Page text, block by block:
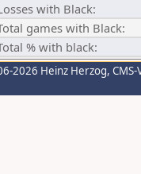
with Black:
games with Black:
% with black:
2026 Heinz Herzog,